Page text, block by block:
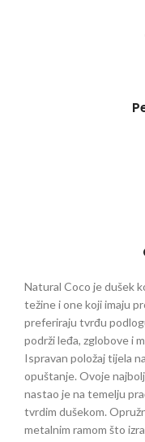
Natural Coco je dušek
težine i one koji imaju
preferiraju tvrđu
podrži leđa, zglobove i
Ispravan položaj tijela
opuštanje. Ovoje
nastao je na temelju
tvrdim dušekom.
metalnim ramom što